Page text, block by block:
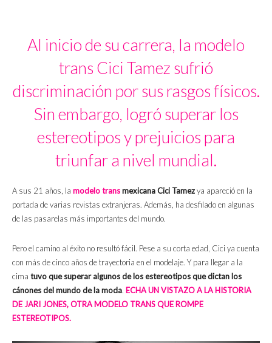
Al inicio de su carrera, la modelo
trans Cici Tamez sufrió
discriminación por sus rasgos físicos.
Sin embargo, logró superar los
estereotipos y prejuicios para
triunfar a nivel mundial.
A sus 21 años, la modelo transmexicana Cici Tamezya apareció en la
portada de varias revistas extranjeras. Además, ha desfilado en algunas
de las pasarelas más importantes del mundo.
Pero el camino al éxito no resultó fácil. Pese a su corta edad, Cici ya cuenta
con más de cinco años de trayectoria en el modelaje. Y para llegar a la
cima tuvo que superar algunos de los estereotipos que dictan los
cánones del mundo de la moda. ECHA UN VISTAZO A LA HISTORIA
DE JARI JONES, OTRA MODELO TRANS QUE ROMPE
ESTEREOTIPOS.